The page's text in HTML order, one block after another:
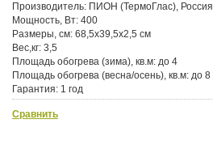
Производитель: ПИОН (ТермоГлас), Россия
Мощность, Вт: 400
Размеры, см: 68,5x39,5x2,5 см
Вес,кг: 3,5
Площадь обогрева (зима), кв.м: до 4
Площадь обогрева (весна/осень), кв.м: до 8
Гарантия: 1 год
Сравнить